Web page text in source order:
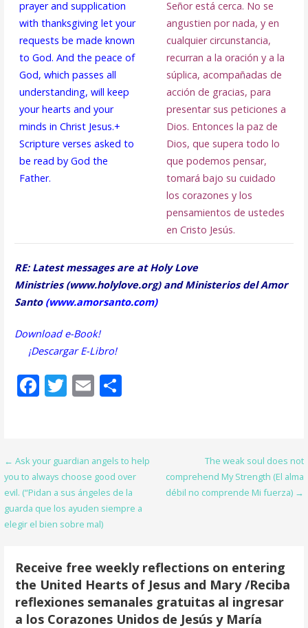
prayer and supplication
with thanksgiving let your
requests be made known
to God. And the peace of
God, which passes all
understanding, will keep
your hearts and your
minds in Christ Jesus.+
Scripture verses asked to
be read by God the
Father.
Señor está cerca. No se
angustien por nada, y en
cualquier circunstancia,
recurran a la oración y a la
súplica, acompañadas de
acción de gracias, para
presentar sus peticiones a
Dios. Entonces la paz de
Dios, que supera todo lo
que podemos pensar,
tomará bajo su cuidado
los corazones y los
pensamientos de ustedes
en Cristo Jesús.
RE: Latest messages are at Holy Love
Ministries (www.holylove.org) and Ministerios del Amor
Santo (www.amorsanto.com)
Download e-Book!
¡Descargar E-Libro!
F
b
o
o
k
T
er
E
l
S
e
Post
navigation
← Ask your guardian angels to help
you to always choose good over
evil. (“Pidan a sus ángeles de la
guarda que los ayuden siempre a
elegir el bien sobre mal)
The weak soul does not
comprehend My Strength (El alma
débil no comprende Mi fuerza) →
Receive free weekly reflections on entering
the United Hearts of Jesus and Mary /Reciba
reflexiones semanales gratuitas al ingresar
a los Corazones Unidos de Jesús y María